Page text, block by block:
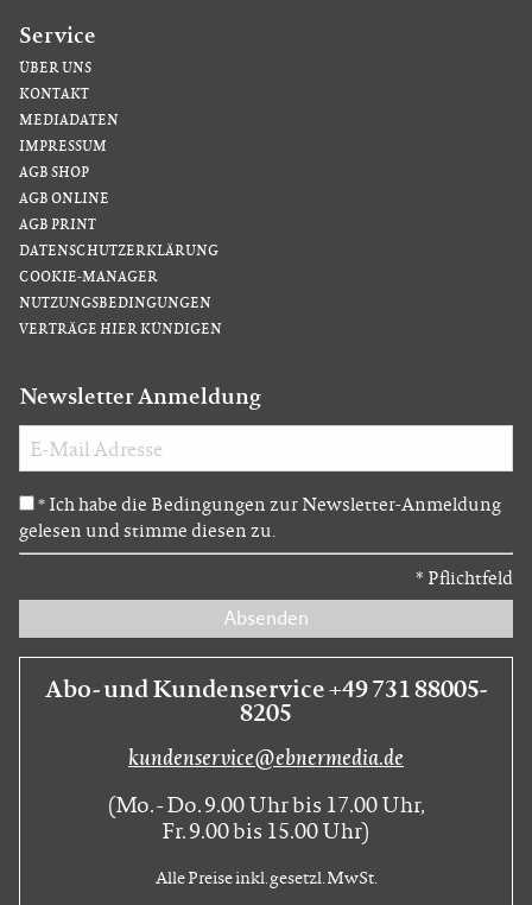
Service
ÜBER UNS
KONTAKT
MEDIADATEN
IMPRESSUM
AGB SHOP
AGB ONLINE
AGB PRINT
DATENSCHUTZERKLÄRUNG
COOKIE-MANAGER
NUTZUNGSBEDINGUNGEN
VERTRÄGE HIER KÜNDIGEN
Newsletter Anmeldung
* Ich habe die Bedingungen zur Newsletter-Anmeldung
gelesen und stimme diesen zu.
* Pflichtfeld
Absenden
Abo- und Kundenservice +49 731 88005-
8205
kundenservice@ebnermedia.de
(Mo. - Do. 9.00 Uhr bis 17.00 Uhr,
Fr. 9.00 bis 15.00 Uhr)
Alle Preise inkl. gesetzl. MwSt.